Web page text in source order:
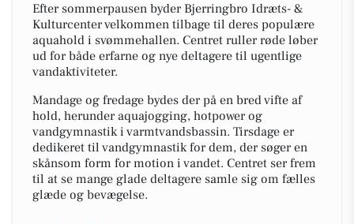
Efter sommerpausen byder Bjerringbro Idræts- &
Kulturcenter velkommen tilbage til deres populære
aquahold i svømmehallen. Centret ruller røde løber
ud for både erfarne og nye deltagere til ugentlige
vandaktiviteter.
Mandage og fredage bydes der på en bred vifte af
hold, herunder aquajogging, hotpower og
vandgymnastik i varmtvandsbassin. Tirsdage er
dedikeret til vandgymnastik for dem, der søger en
skånsom form for motion i vandet. Centret ser frem
til at se mange glade deltagere samle sig om fælles
glæde og bevægelse.